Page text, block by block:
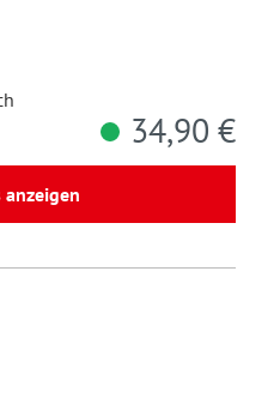
34,90 €
anzeigen